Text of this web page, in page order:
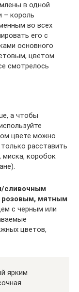
в одной
– король
во всех
его с
основного
цветом
смотрелось
а чтобы
цвете можно
расставить
миска, коробок
сливочным
розовым, мятным
с черным или
цветов,
ярким